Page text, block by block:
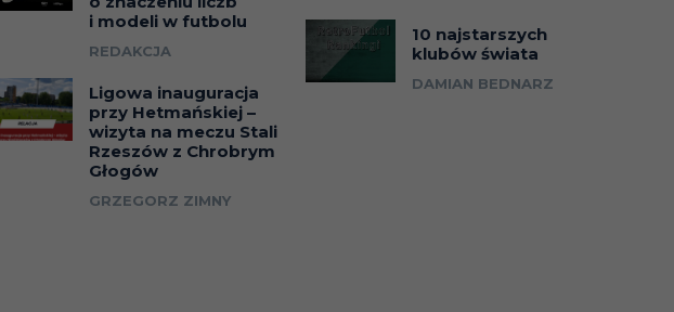
i modeli w futbolu
REDAKCJA
Ligowa inauguracja
przy Hetmańskiej –
wizyta na meczu Stali
Rzeszów z Chrobrym
Głogów
GRZEGORZ ZIMNY
10 najstarszych
klubów świata
DAMIAN BEDNARZ